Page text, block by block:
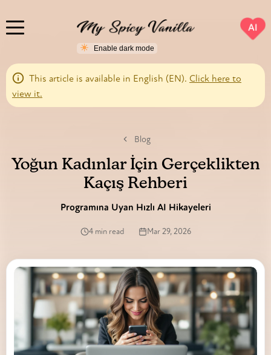
AI
This article is available in English (EN). Click here to
view it.
Blog
Yoğun Kadınlar İçin Gerçeklikten
Kaçış Rehberi
Programına Uyan Hızlı AI Hikayeleri
4 min read Mar 29, 2026